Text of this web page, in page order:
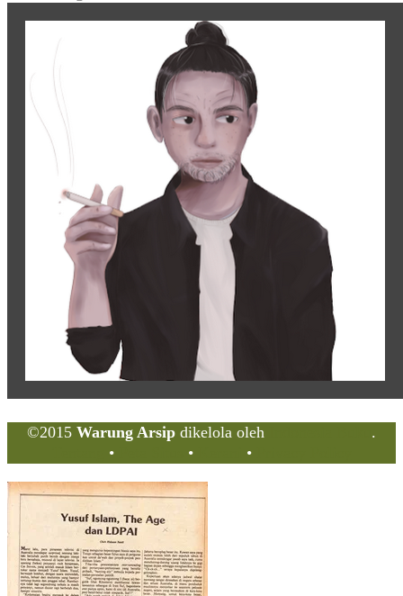
©2015 Warung Arsip dikelola oleh
.
• • •